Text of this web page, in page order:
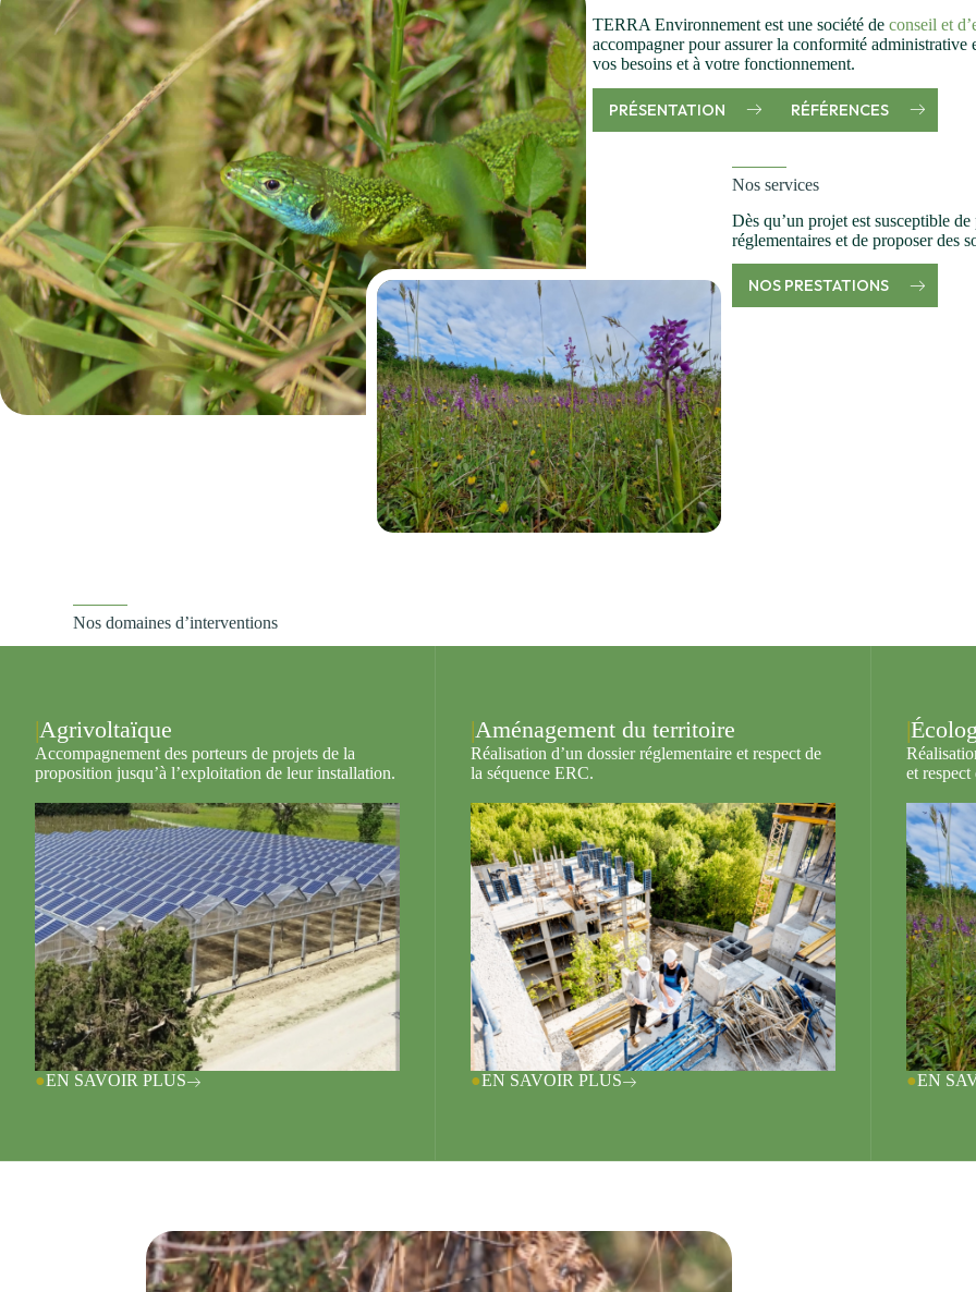
TERRA Environnement est une société deconseil et
accompagner pour assurer la conformité
vos besoins et à votre fonctionnement.
PRÉSENTATION RÉFÉRENCES
Nos services
Dès qu’un projet est susceptible
réglementaires et de proposer des
NOS PRESTATIONS
Nos domaines d’interventions
Agrivoltaïque
Accompagnement des porteurs de projets de la
proposition jusqu’à l’exploitation de leur installation.
EN SAVOIR PLUS
Aménagement du territoire
Réalisation d’un dossier réglementaire et respect de
la séquence ERC.
EN SAVOIR PLUS
et
EN